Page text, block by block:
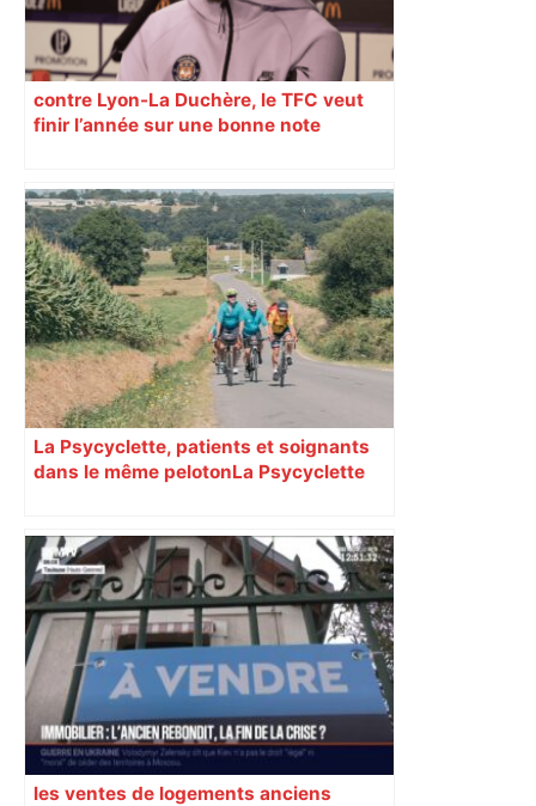
contre Lyon-La Duchère, le TFC veut
finir l’année sur une bonne note
La Psycyclette, patients et soignants
dans le même peloton​​​​​​ La Psycyclette
vivant avec des troubles psychiques,
des soignants et des cyclotouristes.
« La Croix » a participé en septembre à
sa septième édition, du Mont-Saint-
Michel à Toulouse.
les ventes de logements anciens